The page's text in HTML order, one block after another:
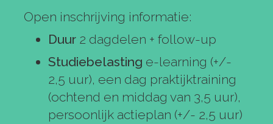
Open inschrijving informatie:
duur 2 dagdelen + follow-up
studiebelasting e-learning (+/-
2,5 uur), een dag praktijktraining
(ochtend en middag van 3,5 uur),
persoonlijk actieplan (+/- 2,5 uur)